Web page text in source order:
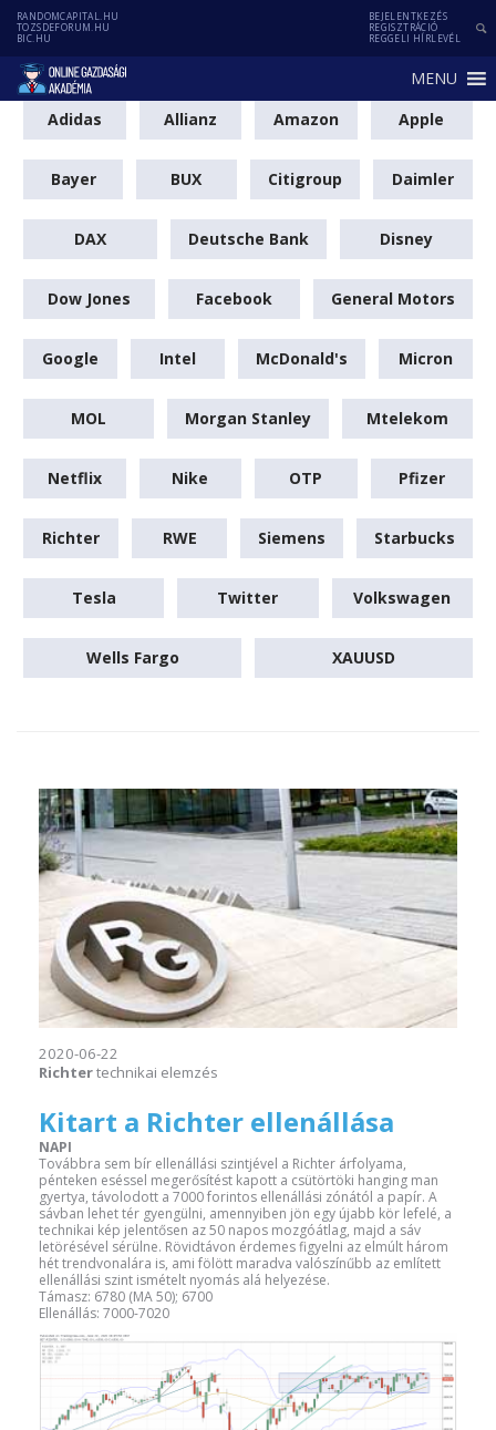
RANDOMCAPITAL.HU
TOZSDEFORUM.HU
BIC.HU
BEJELENTKEZÉS
REGISZTRÁCIÓ
REGGELI HÍRLEVÉL
MENU
Adidas
Allianz Amazon Apple
Bayer BUX Citigroup Daimler
DAX Deutsche Bank Disney
Dow Jones Facebook General Motors
Google Intel McDonald's Micron
MOL Morgan Stanley Mtelekom
Netflix Nike OTP Pfizer
Richter RWE Siemens Starbucks
Tesla Twitter Volkswagen
Wells Fargo XAUUSD
2020-06-22
Richtertechnikai elemzés
Kitart a Richter ellenállása
NAPI
Továbbra sem bír ellenállási szintjével a Richter árfolyama,
pénteken eséssel megerősítést kapott a csütörtöki hanging man
gyertya, távolodott a 7000 forintos ellenállási zónától a papír. A
sávban lehet tér gyengülni, amennyiben jön egy újabb kör lefelé, a
technikai kép jelentősen az 50 napos mozgóátlag, majd a sáv
letörésével sérülne. Rövidtávon érdemes figyelni az elmúlt három
hét trendvonalára is, ami fölött maradva valószínűbb az említett
ellenállási szint ismételt nyomás alá helyezése.
Támasz: 6780 (MA 50); 6700
Ellenállás: 7000-7020